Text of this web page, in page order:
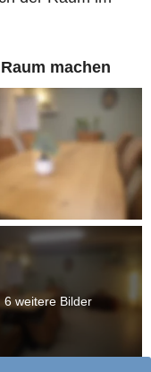
machen
6 weitere Bilder